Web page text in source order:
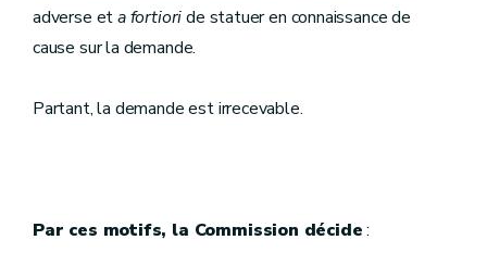
adverse eta fortioride statuer en connaissance de
cause sur la demande.
Partant, la demande est irrecevable.
Par ces motifs, la Commission décide: